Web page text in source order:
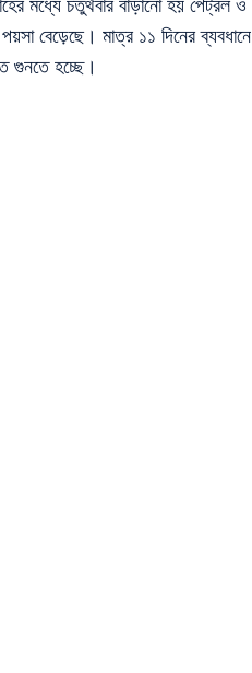
মধ্যে চতুর্থবার বাড়ানো হয় পেট্রল ও
বেড়েছে। মাত্র ১১ দিনের ব্যবধানে
গুনতে হচ্ছে।